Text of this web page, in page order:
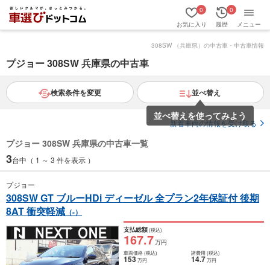
お気に入り
0
履歴
0
メニュー
308SW （兵庫県）の中古車・中古車情報
プジョー 308SW 兵庫県の中古車
検索条件を変更 並べ替え
並べ替えを使ってみよう
新着車両の情報を受け取る
プジョー 308SW 兵庫県の中古車一覧
3台中（ 1 ～ 3 件を表示 ）
プジョー
308SW GT ブルーHDi ディーゼル 全プラン2年保証付 後期
8AT 衝突軽減 （-）
支払総額(税込)
167.7万円
車両価格(税込)
153万円
諸費用 (税込)
14.7 万円